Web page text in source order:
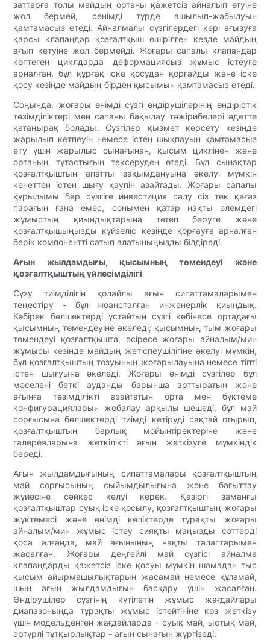
заттарға толы майдың ортаны қажетсіз айналып өтуіне
жол бермей, сенімді түрде ашылып-жабылуын
қамтамасыз етеді. Айналмалы сүзгілердегі кері ағызуға
қарсы клапандар қозғалтқыш өшірілген кезде майдың
ағып кетуіне жол бермейді. Жоғары сапалы клапандар
көптеген циклдарда деформациясыз жұмыс істеуге
арналған, бұл құрғақ іске қосудан қорғайды және іске
қосу кезінде майдың бірден қысымын қамтамасыз етеді.
Соңында, жоғары өнімді сүзгі өндірушілерінің өндірістік
төзімділіктері мен сапаны бақылау тәжірибелері әдетте
қатаңырақ болады. Сүзгілер қызмет көрсету кезінде
жарылып кетпеуін немесе істен шықпауын қамтамасыз
ету үшін жарылыс сынағынан, қысым циклінен және
ортаның тұтастығын тексеруден өтеді. Бұл сынақтар
қозғалтқыштың апатты зақымдануына әкелуі мүмкін
кенеттен істен шығу қаупін азайтады. Жоғары сапалы
құрылымы бар сүзгіге инвестиция салу сіз тек қағаз
парағын ғана емес, сонымен қатар нақты әлемдегі
жұмыстың қиындықтарына төтеп беруге және
қозғалтқышыңызды күйзеліс кезінде қорғауға арналған
берік компонентті сатып алатыныңызды білдіреді.
Ағын жылдамдығы, қысымның төмендеуі және
қозғалтқыштың үйлесімділігі
Сүзу тиімділігін қолайлы ағын сипаттамаларымен
теңестіру - бұл нюансталған инженерлік қиындық.
Көбірек бөлшектерді ұстайтын сүзгі көбінесе ортадағы
қысымның төмендеуіне әкеледі; қысымның тым жоғары
төмендеуі қозғалтқышта, әсіресе жоғары айналым/мин
жұмысы кезінде майдың жетіспеушілігіне әкелуі мүмкін,
бұл қозғалтқыштың тозуының жоғарылауына немесе тіпті
істен шығуына әкеледі. Жоғары өнімді сүзгілер бұл
мәселені беткі ауданды барынша арттыратын және
ағынға төзімділікті азайтатын орта мен бүктеме
конфигурацияларын жобалау арқылы шешеді, бұл май
сорғысына бөлшектерді тиімді кетіруді сақтай отырып,
қозғалтқыштың барлық мойынтіректеріне және
галереяларына жеткілікті ағын жеткізуге мүмкіндік
береді.
Ағын жылдамдығының сипаттамалары қозғалтқыштың
май сорғысының сыйымдылығына және бағыттау
жүйесіне сәйкес келуі керек. Қазіргі заманғы
қозғалтқыштар суық іске қосылу, қозғалтқыштың жоғары
жүктемесі және өнімді көліктерде тұрақты жоғары
айналым/мин жұмыс істеу сияқты маңызды сәттерді
қоса алғанда, май ағынының нақты талаптарымен
жасалған. Жоғары деңгейлі май сүзгісі айналма
клапандарды қажетсіз іске қосуы мүмкін шамадан тыс
қысым айырмашылықтарын жасамай немесе құламай,
шың ағын жылдамдығын басқару үшін жасалған.
Өндірушілер сүзгінің күтілетін жұмыс жағдайлары
диапазонында тұрақты жұмыс істейтініне көз жеткізу
үшін модельденген жағдайларда - суық май, ыстық май,
әртүрлі тұтқырлықтар - ағын сынағын жүргізеді.